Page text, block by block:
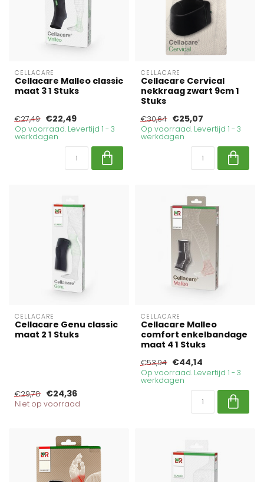
CELLACARE
Cellacare Malleo classic
maat 3 1 Stuks
€27,49 €22,49
Op voorraad. Levertijd 1 - 3
werkdagen
CELLACARE
Cellacare Cervical
nekkraag zwart 9cm 1
Stuks
€30,64 €25,07
Op voorraad. Levertijd 1 - 3
werkdagen
CELLACARE
Cellacare Genu classic
maat 2 1 Stuks
€29,78 €24,36
Niet op voorraad
CELLACARE
Cellacare Malleo
comfort enkelbandage
maat 4 1 Stuks
€53,94 €44,14
Op voorraad. Levertijd 1 - 3
werkdagen